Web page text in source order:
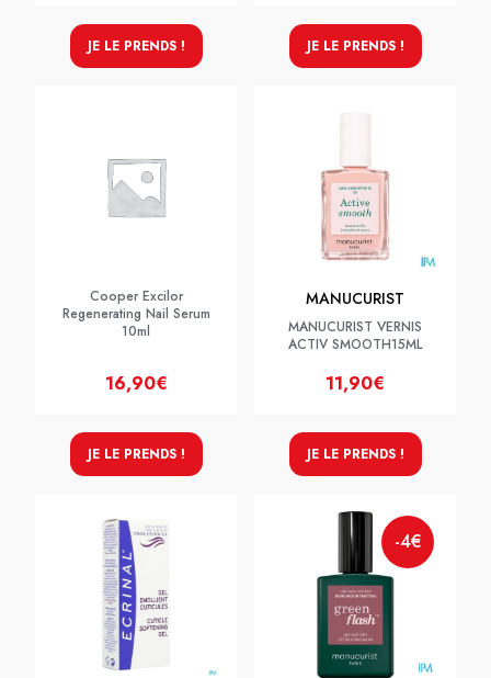
JE LE PRENDS ! JE LE PRENDS !
Cooper Excilor
Regenerating Nail Serum
10ml
16,90€
JE LE PRENDS !
MANUCURIST
MANUCURIST VERNIS
ACTIV SMOOTH15ML
11,90€
JE LE PRENDS !
-4€